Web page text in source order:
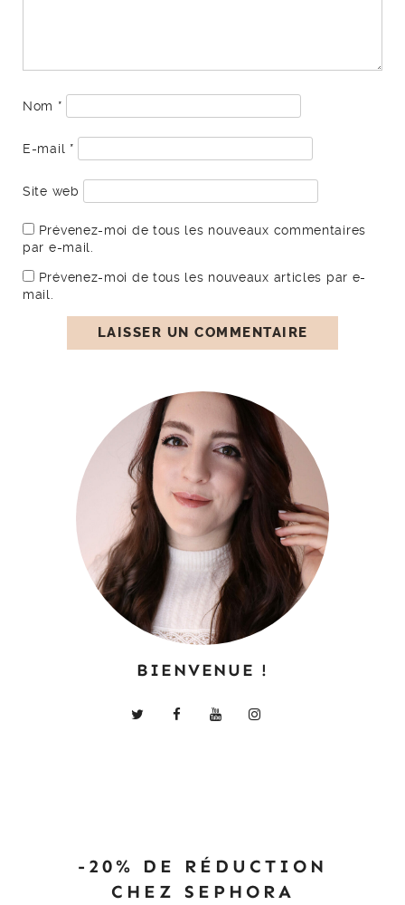
Nom *
E-mail *
Site web
Prévenez-moi de tous les nouveaux commentaires
par e-mail.
Prévenez-moi de tous les nouveaux articles par e-
mail.
BIENVENUE !
-20% DE RÉDUCTION
CHEZ SEPHORA